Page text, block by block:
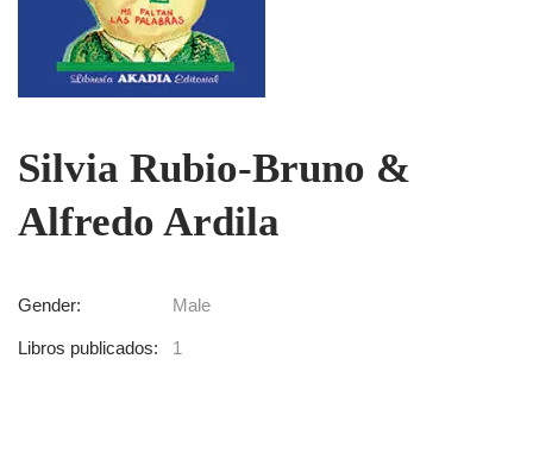
Silvia Rubio-Bruno &
Alfredo Ardila
Gender: Male
Libros publicados: 1